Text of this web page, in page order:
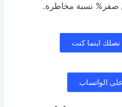
صفر% نسبة مخاطرة.
نصلك اينما كنت
الواتساب